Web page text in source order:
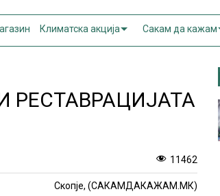
Климатска акција Сакам да кажам
11462
Скопје, (САКАМДАКАЖАМ.МК)